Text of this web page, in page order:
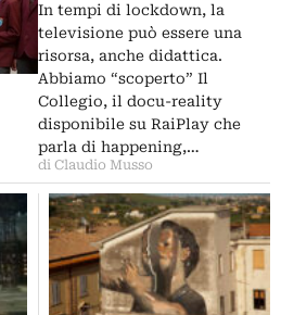
In tempi di lockdown, la
televisione può essere una
risorsa, anche didattica.
Abbiamo “scoperto” Il
Collegio, il docu-reality
disponibile su RaiPlay che
parla di happening,…
di Claudio Musso